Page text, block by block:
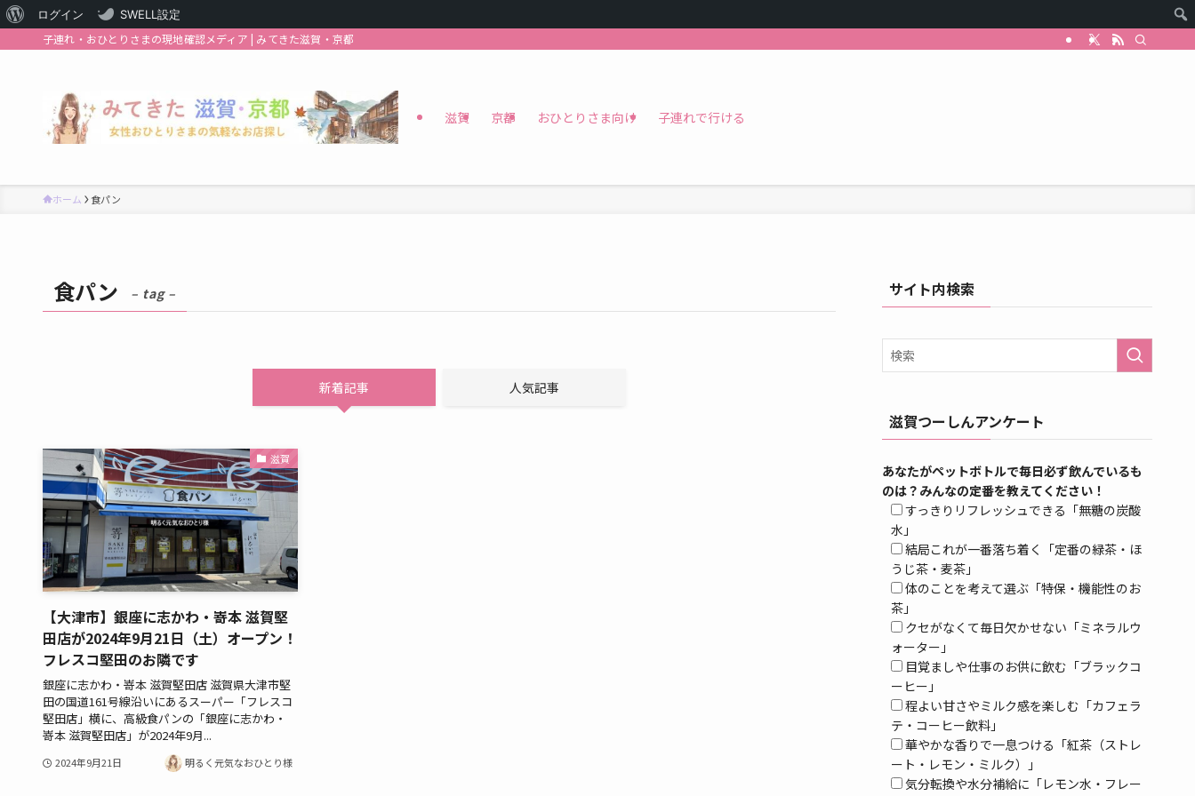
WordPress
ログイン SWELL設定
子連れ・おひとりさまの現地確認メディア | みてきた滋賀・京都
滋賀 京都 おひとりさま向け 子連れで行ける
ホーム 食パン
食パン – tag –
新着記事 人気記事
滋賀
【大津市】銀座に志かわ・嵜本 滋賀堅
田店が2024年9月21日（土）オープン！
フレスコ堅田のお隣です
銀座に志かわ・嵜本 滋賀堅田店 滋賀県大津市堅
田の国道161号線沿いにあるスーパー「フレスコ
堅田店」横に、高級食パンの「銀座に志かわ・
嵜本 滋賀堅田店」が2024年9月...
2024年9月21日 明るく元気なおひとり様
サイト内検索
滋賀つーしんアンケート
あなたがペットボトルで毎日必ず飲んでいるも
のは？みんなの定番を教えてください！
すっきりリフレッシュできる「無糖の炭酸
水」
結局これが一番落ち着く「定番の緑茶・ほ
うじ茶・麦茶」
体のことを考えて選ぶ「特保・機能性のお
茶」
クセがなくて毎日欠かせない「ミネラルウ
ォーター」
目覚ましや仕事のお供に飲む「ブラックコ
ーヒー」
程よい甘さやミルク感を楽しむ「カフェラ
テ・コーヒー飲料」
華やかな香りで一息つける「紅茶（ストレ
ート・レモン・ミルク）」
気分転換や水分補給に「レモン水・フレー